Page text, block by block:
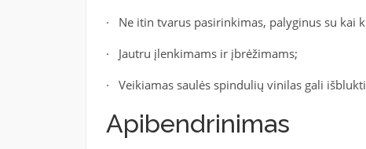
· Ne itin tvarus pasirinkimas, palyginus su kai
· Jautru įlenkimams ir įbrėžimams;
· Veikiamas saulės spindulių vinilas gali
Apibendrinimas